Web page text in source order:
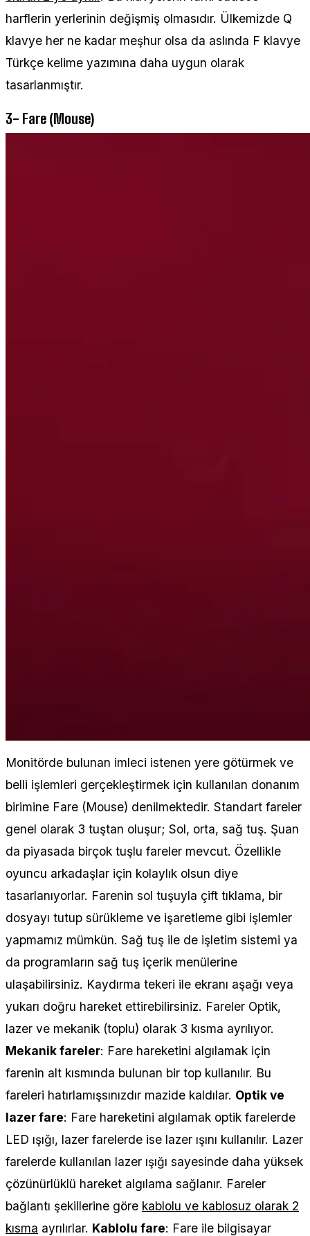
harflerin yerlerinin değişmiş olmasıdır. Ülkemizde Q
klavye her ne kadar meşhur olsa da aslında F klavye
Türkçe kelime yazımına daha uygun olarak
tasarlanmıştır.
3- Fare (Mouse)
Monitörde bulunan imleci istenen yere götürmek ve
belli işlemleri gerçekleştirmek için kullanılan donanım
birimine Fare (Mouse) denilmektedir. Standart fareler
genel olarak 3 tuştan oluşur; Sol, orta, sağ tuş. Şuan
da piyasada birçok tuşlu fareler mevcut. Özellikle
oyuncu arkadaşlar için kolaylık olsun diye
tasarlanıyorlar. Farenin sol tuşuyla çift tıklama, bir
dosyayı tutup sürükleme ve işaretleme gibi işlemler
yapmamız mümkün. Sağ tuş ile de işletim sistemi ya
da programların sağ tuş içerik menülerine
ulaşabilirsiniz. Kaydırma tekeri ile ekranı aşağı veya
yukarı doğru hareket ettirebilirsiniz. Fareler Optik,
lazer ve mekanik (toplu) olarak 3 kısma ayrılıyor.
Mekanik fareler: Fare hareketini algılamak için
farenin alt kısmında bulunan bir top kullanılır. Bu
fareleri hatırlamışsınızdır mazide kaldılar. Optik ve
lazer fare: Fare hareketini algılamak optik farelerde
LED ışığı, lazer farelerde ise lazer ışını kullanılır. Lazer
farelerde kullanılan lazer ışığı sayesinde daha yüksek
çözünürlüklü hareket algılama sağlanır. Fareler
bağlantı şekillerine göre kablolu ve kablosuz olarak 2
kısma ayrılırlar. Kablolu fare: Fare ile bilgisayar